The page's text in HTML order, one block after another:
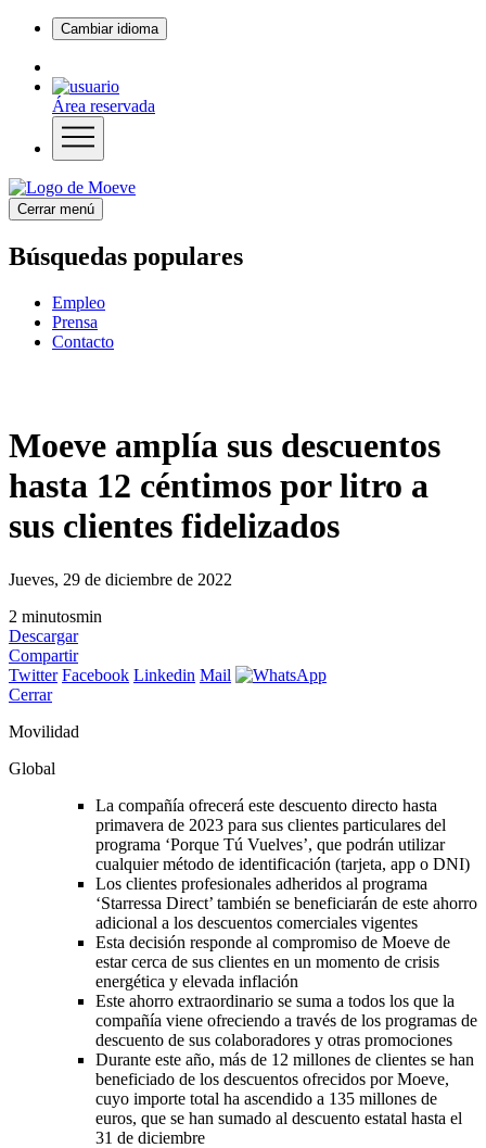
Cambiar idioma
Área reservada
Cerrar menú
Búsquedas populares
Empleo
Prensa
Contacto
Moeve amplía sus descuentos
hasta 12 céntimos por litro a
sus clientes fidelizados
Jueves, 29 de diciembre de 2022
2 minutosmin
Descargar
Compartir
Twitter Facebook Linkedin Mail
Cerrar
Movilidad
Global
La compañía ofrecerá este descuento directo hasta
primavera de 2023 para sus clientes particulares del
programa ‘Porque Tú Vuelves’, que podrán utilizar
cualquier método de identificación (tarjeta, app o DNI)
Los clientes profesionales adheridos al programa
‘Starressa Direct’ también se beneficiarán de este ahorro
adicional a los descuentos comerciales vigentes
Esta decisión responde al compromiso de Moeve de
estar cerca de sus clientes en un momento de crisis
energética y elevada inflación
Este ahorro extraordinario se suma a todos los que la
compañía viene ofreciendo a través de los programas de
descuento de sus colaboradores y otras promociones
Durante este año, más de 12 millones de clientes se han
beneficiado de los descuentos ofrecidos por Moeve,
cuyo importe total ha ascendido a 135 millones de
euros, que se han sumado al descuento estatal hasta el
31 de diciembre